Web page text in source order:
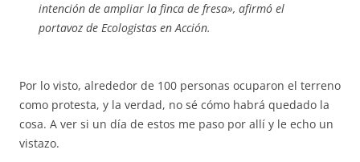
intención de ampliar la finca de fresa», afirmó el
portavoz de Ecologistas en Acción.
Por lo visto, alrededor de 100 personas ocuparon el terreno
como protesta, y la verdad, no sé cómo habrá quedado la
cosa. A ver si un día de estos me paso por allí y le echo un
vistazo.